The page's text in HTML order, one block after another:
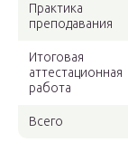
Практика
преподавания
Итоговая
аттестационная
работа
Всего